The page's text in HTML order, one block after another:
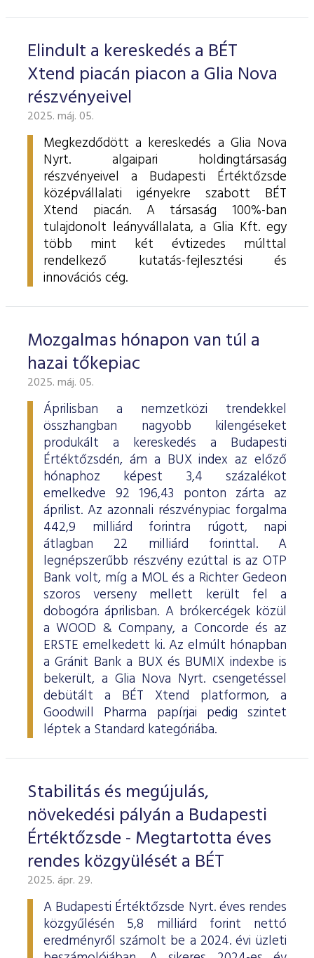
Elindult a kereskedés a BÉT
Xtend piacán piacon a Glia Nova
részvényeivel
2025. máj. 05.
Megkezdődött a kereskedés a Glia Nova
Nyrt. algaipari holdingtársaság
részvényeivel a Budapesti Értéktőzsde
középvállalati igényekre szabott BÉT
Xtend piacán. A társaság 100%-ban
tulajdonolt leányvállalata, a Glia Kft. egy
több mint két évtizedes múlttal
rendelkező kutatás-fejlesztési és
innovációs cég.
Mozgalmas hónapon van túl a
hazai tőkepiac
2025. máj. 05.
Áprilisban a nemzetközi trendekkel
összhangban nagyobb kilengéseket
produkált a kereskedés a Budapesti
Értéktőzsdén, ám a BUX index az előző
hónaphoz képest 3,4 százalékot
emelkedve 92 196,43 ponton zárta az
áprilist. Az azonnali részvénypiac forgalma
442,9 milliárd forintra rúgott, napi
átlagban 22 milliárd forinttal. A
legnépszerűbb részvény ezúttal is az OTP
Bank volt, míg a MOL és a Richter Gedeon
szoros verseny mellett került fel a
dobogóra áprilisban. A brókercégek közül
a WOOD & Company, a Concorde és az
ERSTE emelkedett ki. Az elmúlt hónapban
a Gránit Bank a BUX és BUMIX indexbe is
bekerült, a Glia Nova Nyrt. csengetéssel
debütált a BÉT Xtend platformon, a
Goodwill Pharma papírjai pedig szintet
léptek a Standard kategóriába.
Stabilitás és megújulás,
növekedési pályán a Budapesti
Értéktőzsde - Megtartotta éves
rendes közgyülését a BÉT
2025. ápr. 29.
A Budapesti Értéktőzsde Nyrt. éves rendes
közgyűlésén 5,8 milliárd forint nettó
eredményről számolt be a 2024. évi üzleti